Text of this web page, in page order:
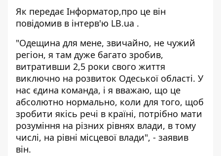
Як передає Інформатор,про це він
повідомив в інтерв'ю LB.ua .
"Одещина для мене, звичайно, не чужий
регіон, я там дуже багато зробив,
витративши 2,5 роки свого життя
виключно на розвиток Одеської області. У
нас єдина команда, і я вважаю, що це
абсолютно нормально, коли для того, щоб
зробити якісь речі в країні, потрібно мати
розуміння на різних рівнях влади, в тому
числі, на рівні місцевої влади", - заявив
він.